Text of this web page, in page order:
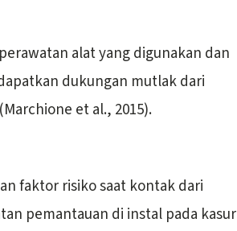
alat yang digunakan dan
dukungan mutlak dari
et al., 2015).
faktor risiko saat kontak dari
pemantauan di instal pada kasur